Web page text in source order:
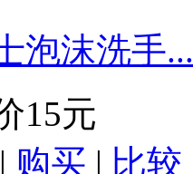
泡沫洗手...
15元
| 购买 | 比较